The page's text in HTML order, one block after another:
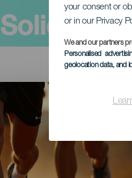
your consent or
or in our Privacy
We and our partners
Personalised
geolocation data, and